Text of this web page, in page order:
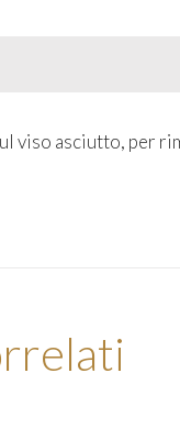
viso asciutto, per